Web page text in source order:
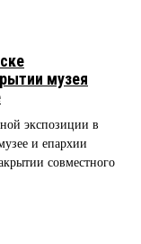
музея
экспозиции в
и епархии
совместного